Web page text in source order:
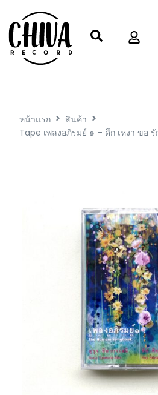
หน้าแรก
สินค้า
Tape เพลงอภิรมย์ ๑ – ดึก เหงา ขอ รั